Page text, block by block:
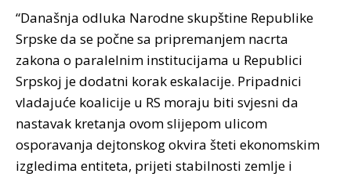
“Današnja odluka Narodne skupštine Republike
Srpske da se počne sa pripremanjem nacrta
zakona o paralelnim institucijama u Republici
Srpskoj je dodatni korak eskalacije. Pripadnici
vladajuće koalicije u RS moraju biti svjesni da
nastavak kretanja ovom slijepom ulicom
osporavanja dejtonskog okvira šteti ekonomskim
izgledima entiteta, prijeti stabilnosti zemlje i